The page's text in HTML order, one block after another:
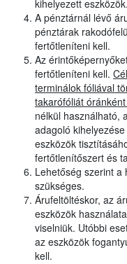
kihelyezett
A pénztárnál lévő
pénztárak
fertőtleníteni kell.
Az
fertőtleníteni kell.
terminálok fóliával
takarófóliát
nélkül használható,
adagoló
eszközök
fertőtlenítőszert és
Lehetőség szerint a
szükséges.
Árufeltöltéskor, az
eszközök
viselniük. Utóbbi
az eszközök
kell.